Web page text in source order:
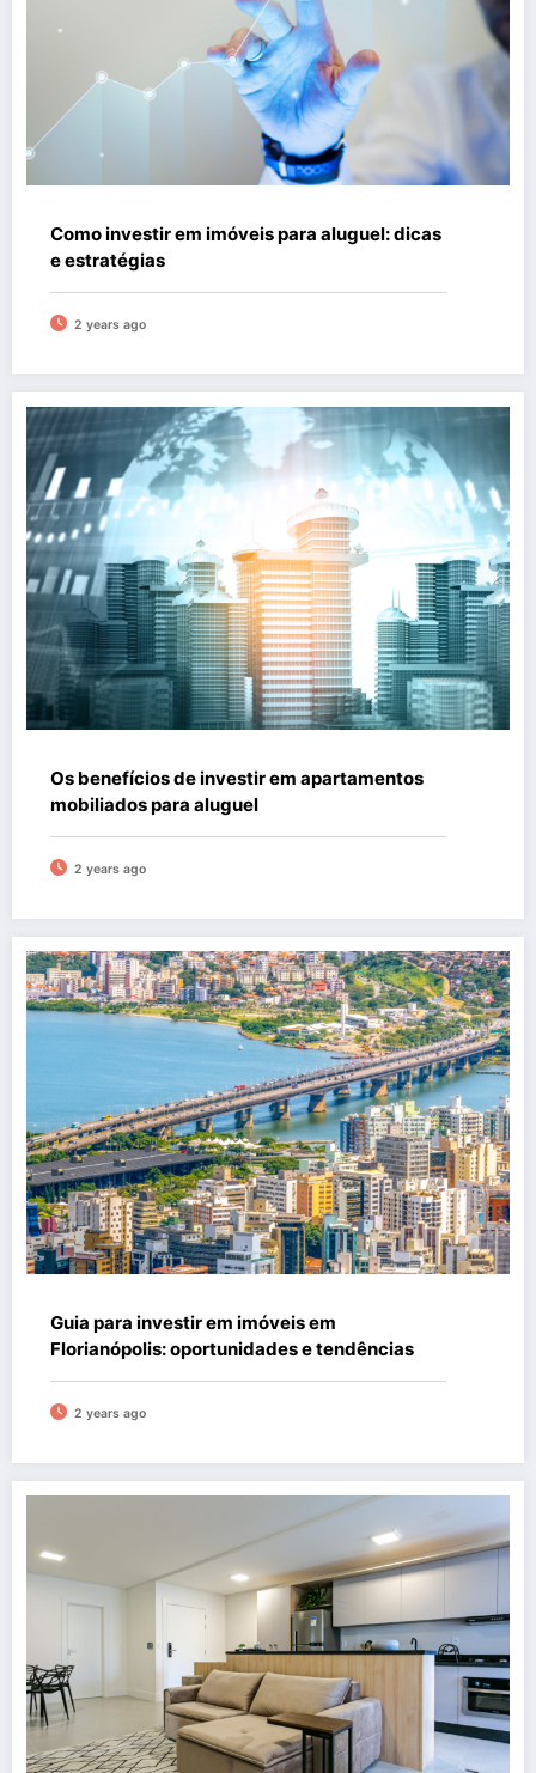
Como investir em imóveis para aluguel: dicas
e estratégias
2 years ago
Os benefícios de investir em apartamentos
mobiliados para aluguel
2 years ago
Guia para investir em imóveis em
Florianópolis: oportunidades e tendências
2 years ago